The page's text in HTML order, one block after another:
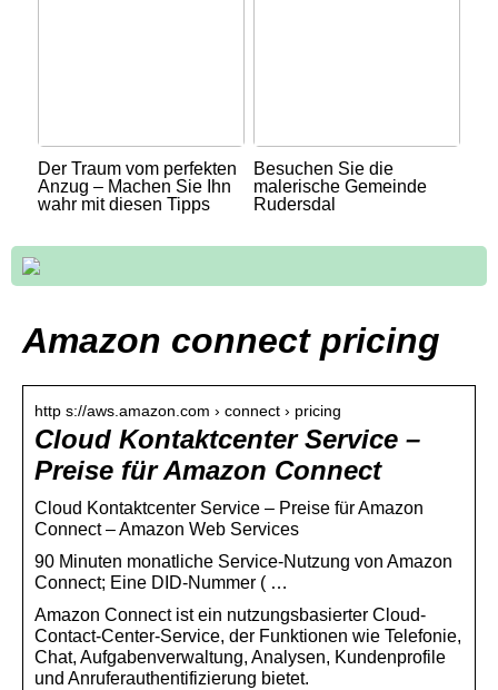
Der Traum vom perfekten
Anzug – Machen Sie Ihn
wahr mit diesen Tipps
Besuchen Sie die
malerische Gemeinde
Rudersdal
Amazon connect pricing
http s://aws.amazon.com › connect › pricing
Cloud Kontaktcenter Service –
Preise für Amazon Connect
Cloud Kontaktcenter Service – Preise für Amazon
Connect – Amazon Web Services
90 Minuten monatliche Service-Nutzung von Amazon
Connect; Eine DID-Nummer ( …
Amazon Connect ist ein nutzungsbasierter Cloud-
Contact-Center-Service, der Funktionen wie Telefonie,
Chat, Aufgabenverwaltung, Analysen, Kundenprofile
und Anruferauthentifizierung bietet.